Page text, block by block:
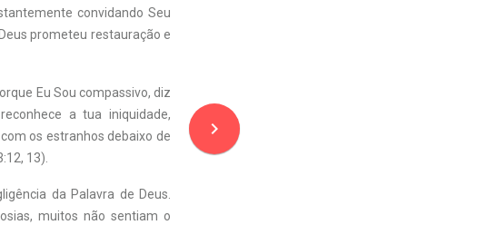
convidando Seu
prometeu restauração e
Eu Sou compassivo, diz
a tua iniquidade,
os estranhos debaixo de
13).
da Palavra de Deus.
muitos não sentiam o
navigate_next